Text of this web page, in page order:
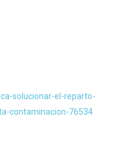
solucionar-el-reparto-
contaminacion-76534